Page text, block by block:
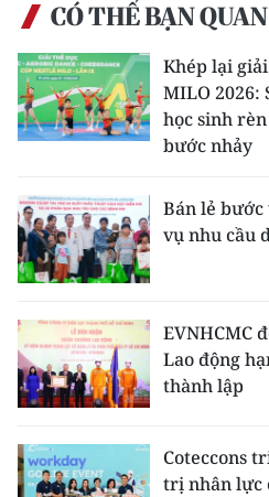
Chuyên trang Hà Nội
Chuyên trang TP. Hồ Chí
CHUYÊN ĐỀ
VỀ BÁO NHÂN DÂN
NHÂN DÂN CUỐI TUẦN
MUA BÁO
CÓ THỂ BẠN
Khép lại
MILO 2026:
học sinh
bước nhảy
Bán lẻ bước
vụ nhu cầu
EVNHCMC
Lao động
thành lập
Coteccons
trị nhân lực